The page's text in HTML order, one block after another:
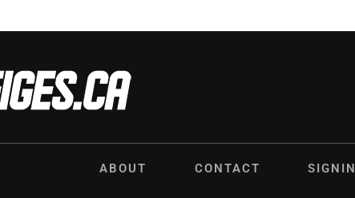
ABOUT CONTACT SIGNIN